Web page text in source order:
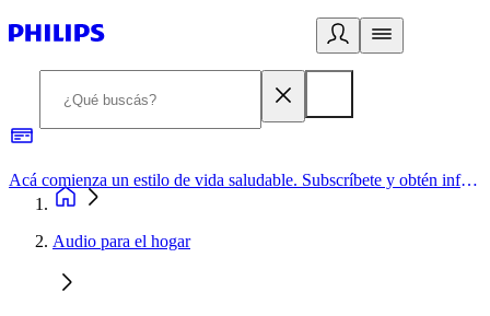
Acá comienza un estilo de vida saludable. Subscríbete y obtén información de primera mano
Audio para el hogar